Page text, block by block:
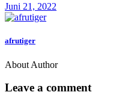
Juni 21, 2022
afrutiger
About Author
Leave a comment